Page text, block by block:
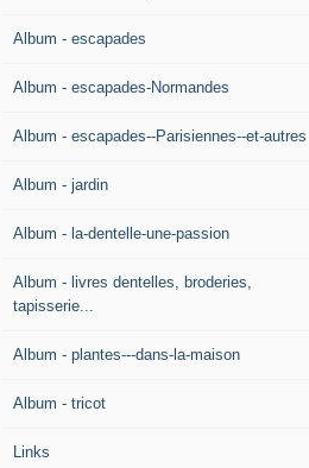
Album - escapades
Album - escapades-Normandes
Album - escapades--Parisiennes--et-autres
Album - jardin
Album - la-dentelle-une-passion
Album - livres dentelles, broderies,
tapisserie...
Album - plantes---dans-la-maison
Album - tricot
Links